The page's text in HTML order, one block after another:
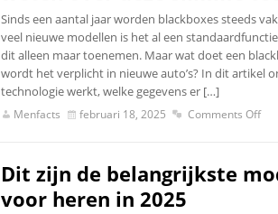
Sinds een aantal jaar worden blackboxes steeds
veel nieuwe modellen is het al een
dit alleen maar toenemen. Maar wat doet een
wordt het verplicht in nieuwe auto’s? In dit artikel
technologie werkt, welke gegevens er […]
Menfacts februari 18, 2025 Comments Off
Dit zijn de belangrijkste
voor heren in 2025